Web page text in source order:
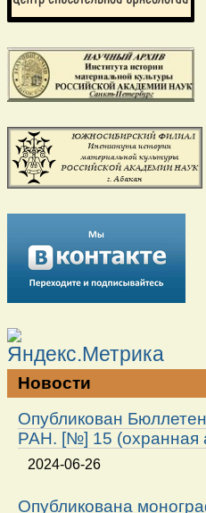
Новости
Опубликован
РАН. [№] 15 (охранная
2024-06-26
Опубликована